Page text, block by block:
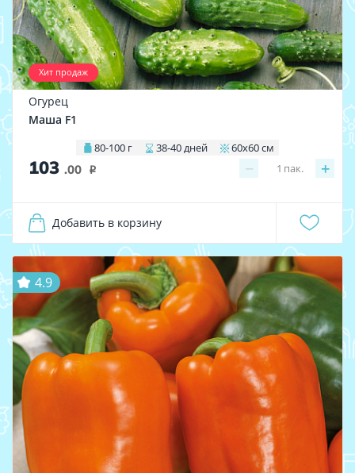
Хит продаж
Огурец
Маша F1
80-100 г 38-40 дней 60х60 см
103 .00 i − +
1 пак.
Добавить в корзину
4.9